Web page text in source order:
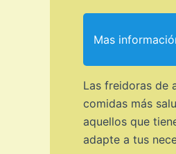
Mas
Las freidoras de
comidas más
aquellos que
adapte a tus